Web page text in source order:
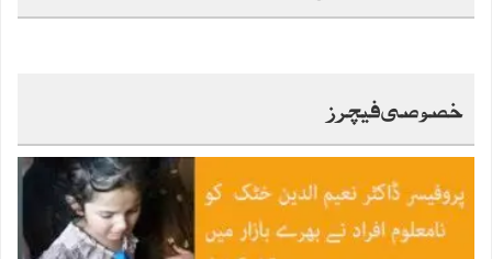
خصوصی فیچرز